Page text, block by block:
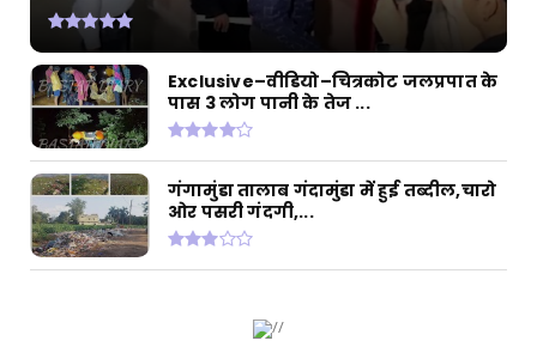
चाहते थे चोरी ...
March 20, 2024
APAHRAN JAGDALPUR FARSAGUDA
बड़ी खबर–(सीसीटीवी फुटेज)–फरसागुड़ा में युवक की
हुई अपहरण की...
Exclusive–वीडियो–चित्रकोट जलप्रपात के
पास 3 लोग पानी के तेज ...
गंगामुंडा तालाब गंदामुंडा में हुई तब्दील,चारो
ओर पसरी गंदगी,...